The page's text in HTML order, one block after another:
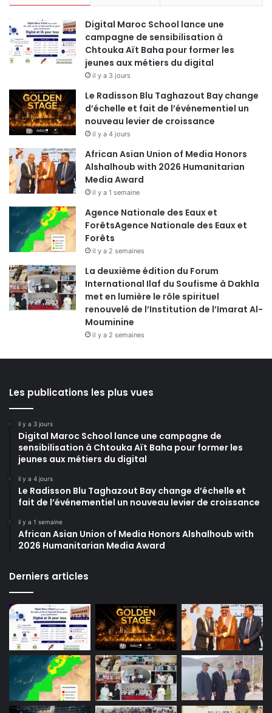
Digital Maroc School lance une
campagne de sensibilisation à
Chtouka Aït Baha pour former les
jeunes aux métiers du digital
il y a 3 jours
Le Radisson Blu Taghazout Bay change
d’échelle et fait de l’événementiel un
nouveau levier de croissance
il y a 4 jours
African Asian Union of Media Honors
Alshalhoub with 2026 Humanitarian
Media Award
il y a 1 semaine
Agence Nationale des Eaux et
ForêtsAgence Nationale des Eaux et
Forêts
il y a 2 semaines
La deuxième édition du Forum
International Ilaf du Soufisme à Dakhla
met en lumière le rôle spirituel
renouvelé de l’Institution de l’Imarat Al-
Mouminine
il y a 2 semaines
Les publications les plus vues
il y a 3 jours
Digital Maroc School lance une campagne de
sensibilisation à Chtouka Aït Baha pour former les
jeunes aux métiers du digital
il y a 4 jours
Le Radisson Blu Taghazout Bay change d’échelle et
fait de l’événementiel un nouveau levier de croissance
il y a 1 semaine
African Asian Union of Media Honors Alshalhoub with
2026 Humanitarian Media Award
Derniers articles